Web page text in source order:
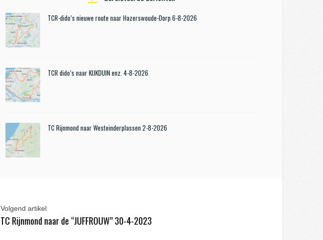
TCR-dido’s nieuwe route naar Hazerswoude-Dorp 6-8-2026
TCR dido’s naar KIJKDUIN enz. 4-8-2026
TC Rijnmond naar Westeinderplassen 2-8-2026
Volgend artikel
TC Rijnmond naar de “JUFFROUW” 30-4-2023